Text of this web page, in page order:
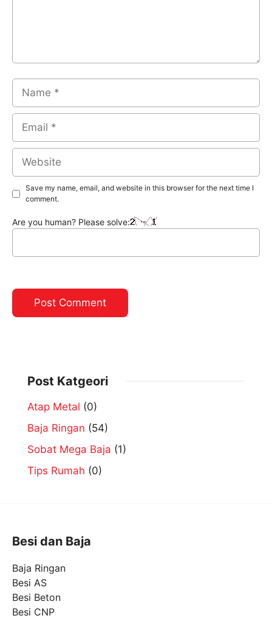
Name
Email
Website
Save my name, email, and website in this browser for the next time I
comment.
Are you human? Please solve:
Post Katgeori
Atap Metal (0)
Baja Ringan (54)
Sobat Mega Baja (1)
Tips Rumah (0)
Besi dan Baja
Baja Ringan
Besi AS
Besi Beton
Besi CNP